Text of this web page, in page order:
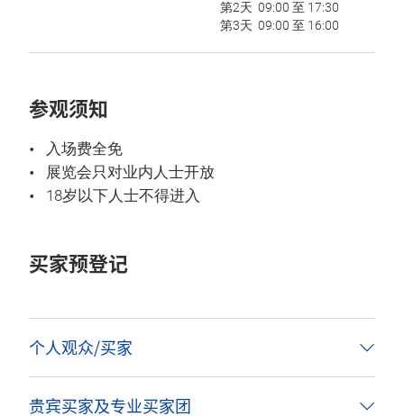
第2天 09:00 至 17:30
第3天 09:00 至 16:00
参观须知
入场费全免
展览会只对业内人士开放
18岁以下人士不得进入
买家预登记
个人观众/买家
贵宾买家及专业买家团